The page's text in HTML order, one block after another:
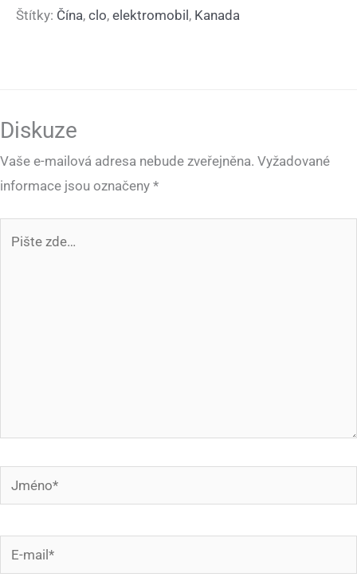
Štítky: Čína, clo, elektromobil , Kanada
Diskuze
Vaše e-mailová adresa nebude zveřejněna. Vyžadované
informace jsou označeny *
Jméno*
mail*